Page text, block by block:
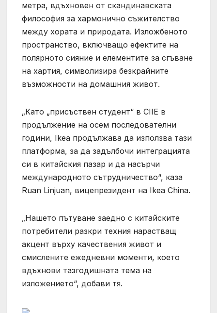
метра, вдъхновен от скандинавската
философия за хармонично съжителство
между хората и природата. Изложбеното
пространство, включващо ефектите на
полярното сияние и елементите за сгъване
на хартия, символизира безкрайните
възможности на домашния живот.
„Като „присъствен студент“ в CIIE в
продължение на осем последователни
години, Ikea продължава да използва тази
платформа, за да задълбочи интеграцията
си в китайския пазар и да насърчи
международното сътрудничество“, каза
Ruan Linjuan, вицепрезидент на Ikea China.
„Нашето пътуване заедно с китайските
потребители разкри техния нарастващ
акцент върху качествения живот и
смислените ежедневни моменти, което
вдъхнови тазгодишната тема на
изложението“, добави тя.